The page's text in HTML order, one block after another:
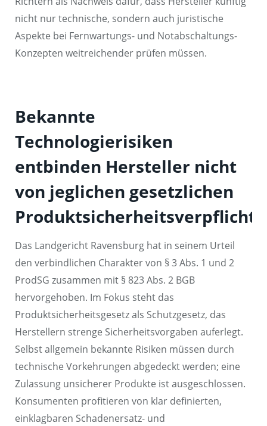
nicht nur technische, sondern auch juristische
Aspekte bei Fernwartungs- und Notabschaltungs-
Konzepten weitreichender prüfen müssen.
Bekannte
Technologierisiken
entbinden Hersteller nicht
von jeglichen gesetzlichen
Das Landgericht Ravensburg hat in seinem Urteil
den verbindlichen Charakter von § 3 Abs. 1 und 2
ProdSG zusammen mit § 823 Abs. 2 BGB
hervorgehoben. Im Fokus steht das
Produktsicherheitsgesetz als Schutzgesetz, das
Herstellern strenge Sicherheitsvorgaben auferlegt.
Selbst allgemein bekannte Risiken müssen durch
technische Vorkehrungen abgedeckt werden; eine
Zulassung unsicherer Produkte ist ausgeschlossen.
Konsumenten profitieren von klar definierten,
einklagbaren Schadenersatz- und